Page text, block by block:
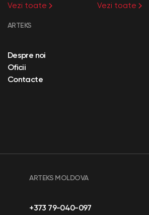
Vezi toate Vezi toate
ARTEKS
Despre noi
Oficii
Contacte
ARTEKS MOLDOVA
+373 79-040-097